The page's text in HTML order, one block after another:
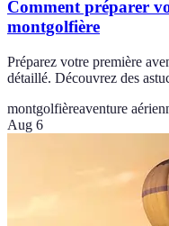
Comment préparer
montgolfière
Préparez votre première
détaillé. Découvrez des
montgolfièreaventure
Aug 6